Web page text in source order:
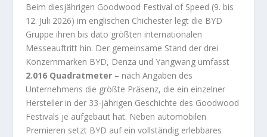
Beim diesjährigen Goodwood Festival of Speed (9. bis
12. Juli 2026) im englischen Chichester legt die BYD
Gruppe ihren bis dato größten internationalen
Messeauftritt hin. Der gemeinsame Stand der drei
Konzernmarken BYD, Denza und Yangwang umfasst
2.016 Quadratmeter– nach Angaben des
Unternehmens die größte Präsenz, die ein einzelner
Hersteller in der 33-jährigen Geschichte des Goodwood
Festivals je aufgebaut hat. Neben automobilen
Premieren setzt BYD auf ein vollständig erlebbares